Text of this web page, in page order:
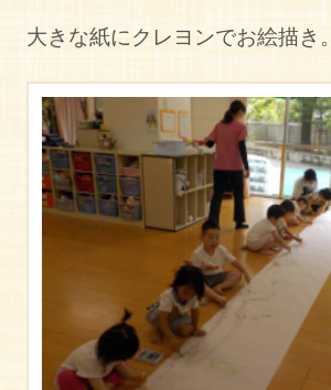
大きな紙にクレヨンでお絵描き。